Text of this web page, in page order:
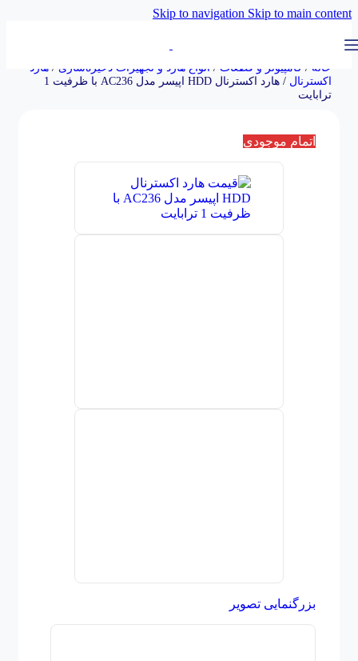
Skip to navigation Skip to main content
خانه / کامپیوتر و قطعات / انواع هارد و تجهیزات ذخیره‌سازی / هارد
اکسترنال /
هارد اکسترنال HDD اپیسر مدل AC236 با ظرفیت 1
ترابایت
اتمام موجودی
بزرگنمایی تصویر